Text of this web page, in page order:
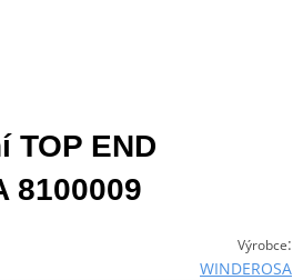
TOP END
8100009
Výrobce:
WINDEROSA